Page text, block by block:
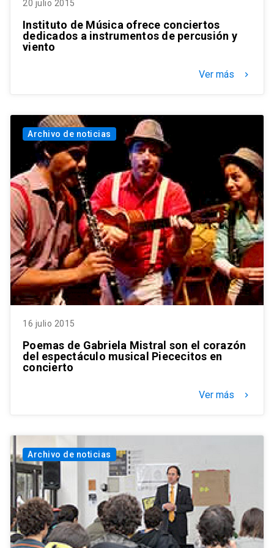
20 julio 2015
Instituto de Música ofrece conciertos
dedicados a instrumentos de percusión y
viento
Ver más keyboard_arrow_right
Archivo de noticias
16 julio 2015
Poemas de Gabriela Mistral son el corazón
del espectáculo musical Piececitos en
concierto
Ver más keyboard_arrow_right
Archivo de noticias